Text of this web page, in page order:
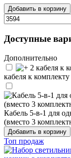
Добавить в корзину
Доступные
Дополнительно
кабеля к
Кабель 5-в-1 для
(вместо 3
Добавить в корзину
Топ продаж